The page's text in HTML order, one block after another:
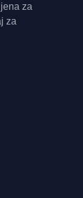
za
za